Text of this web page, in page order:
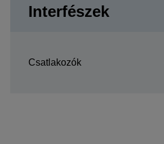
Interfészek
Csatlakozók